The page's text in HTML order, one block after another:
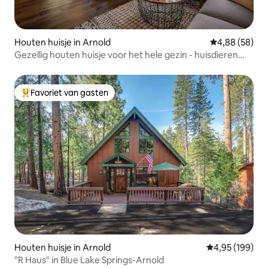
Houten huisje in Arnold Gemiddelde
4,88 (58)
Gezellig houten huisje voor het hele gezin - huisdieren
Topfavoriet van gasten
Favoriet van gasten
Houten huisje in Arnold Gemiddelde
4,95 (199)
"R Haus" in Blue Lake Springs-Arnold